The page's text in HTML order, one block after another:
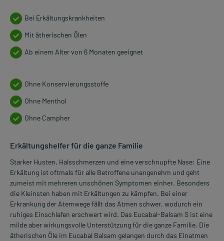
Bei Erkältungskrankheiten
Mit ätherischen Ölen
Ab einem Alter von 6 Monaten geeignet
Ohne Konservierungsstoffe
Ohne Menthol
Ohne Campher
Erkältungshelfer für die ganze Familie
Starker Husten, Halsschmerzen und eine verschnupfte Nase: Eine
Erkältung ist oftmals für alle Betroffene unangenehm und geht
zumeist mit mehreren unschönen Symptomen einher. Besonders
die Kleinsten haben mit Erkältungen zu kämpfen. Bei einer
Erkrankung der Atemwege fällt das Atmen schwer, wodurch ein
ruhiges Einschlafen erschwert wird. Das Eucabal-Balsam S ist eine
milde aber wirkungsvolle Unterstützung für die ganze Familie. Die
ätherischen Öle im Eucabal Balsam gelangen durch das Einatmen